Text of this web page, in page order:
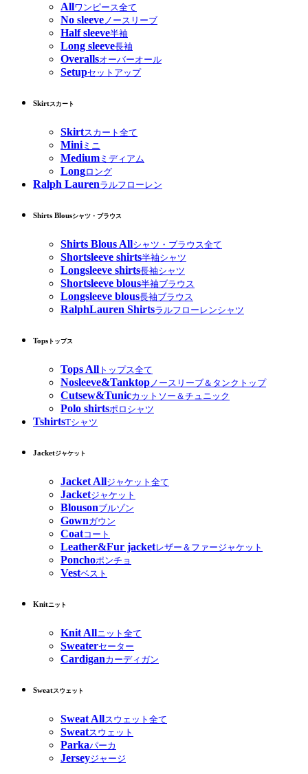
Allワンピース全て
No sleeveノースリーブ
Half sleeve半袖
Long sleeve長袖
Overallsオーバーオール
Setupセットアップ
Skirtスカート
Skirtスカート全て
Miniミニ
Medium ミディアム
Longロング
Ralph Laurenラルフローレン
Shirts Blousシャツ・ブラウス
Shirts Blous Allシャツ・ブラウス全て
Shortsleeve shirts半袖シャツ
Longsleeve shirts長袖シャツ
Shortsleeve blous半袖ブラウス
Longsleeve blous長袖ブラウス
RalphLauren Shirtsラルフローレンシャツ
Tops トップス
Tops All トップス全て
Nosleeve&Tanktop ノースリーブ＆タンクトップ
Cutsew&Tunicカットソー＆チュニック
Polo shirtsポロシャツ
TshirtsTシャツ
Jacketジャケット
Jacket Allジャケット全て
Jacketジャケット
Blousonブルゾン
Gownガウン
Coatコート
Leather&Fur jacketレザー＆ファージャケット
Ponchoポンチョ
Vestベスト
Knitニット
Knit Allニット全て
Sweaterセーター
Cardiganカーディガン
Sweatスウェット
Sweat Allスウェット全て
Sweatスウェット
Parkaパーカ
Jerseyジャージ